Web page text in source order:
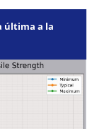
última a la